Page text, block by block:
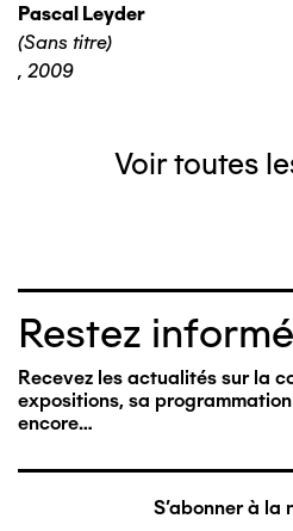
Pascal Leyder
(Sans titre)
, 2009
Voir toutes
Restez
Recevez les actualités sur la
expositions, sa
encore…
S'abonner à la